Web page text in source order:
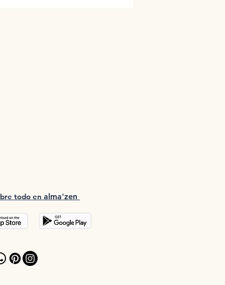
todo en a lma'zen